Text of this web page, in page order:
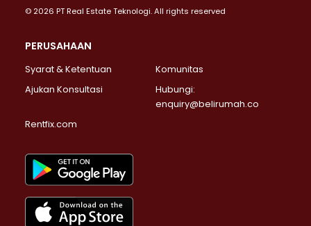
© 2026 PT Real Estate Teknologi. All rights reserved
PERUSAHAAN
Syarat & Ketentuan
Komunitas
Ajukan Konsultasi
Hubungi:
enquiry@belirumah.co
Rentfix.com